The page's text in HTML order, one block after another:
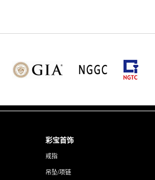
彩宝首饰
戒指
吊坠/项链